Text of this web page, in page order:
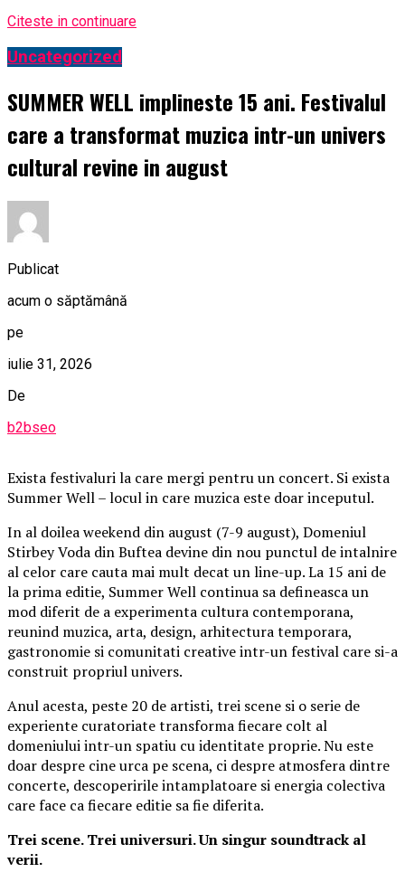
Citeste in continuare
Uncategorized
SUMMER WELL implineste 15 ani. Festivalul
care a transformat muzica intr-un univers
cultural revine in august
Publicat
acum o săptămână
pe
iulie 31, 2026
De
b2bseo
Exista festivaluri la care mergi pentru un concert. Si exista
Summer Well – locul in care muzica este doar inceputul.
In al doilea weekend din august (7-9 august), Domeniul
Stirbey Voda din Buftea devine din nou punctul de intalnire
al celor care cauta mai mult decat un line-up. La 15 ani de
la prima editie, Summer Well continua sa defineasca un
mod diferit de a experimenta cultura contemporana,
reunind muzica, arta, design, arhitectura temporara,
gastronomie si comunitati creative intr-un festival care si-a
construit propriul univers.
Anul acesta, peste 20 de artisti, trei scene si o serie de
experiente curatoriate transforma fiecare colt al
domeniului intr-un spatiu cu identitate proprie. Nu este
doar despre cine urca pe scena, ci despre atmosfera dintre
concerte, descoperirile intamplatoare si energia colectiva
care face ca fiecare editie sa fie diferita.
Trei scene. Trei universuri. Un singur soundtrack al
verii.